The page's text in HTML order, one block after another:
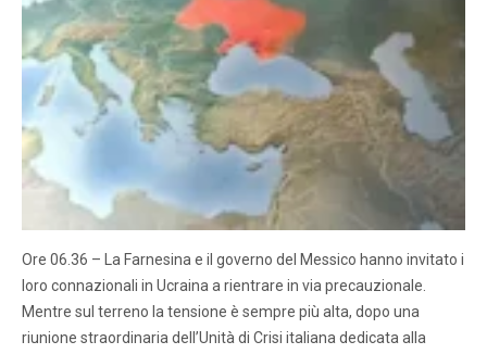
Ore 06.36 – La Farnesina e il governo del Messico hanno invitato i
loro connazionali in Ucraina a rientrare in via precauzionale.
Mentre sul terreno la tensione è sempre più alta, dopo una
riunione straordinaria dell’Unità di Crisi italiana dedicata alla